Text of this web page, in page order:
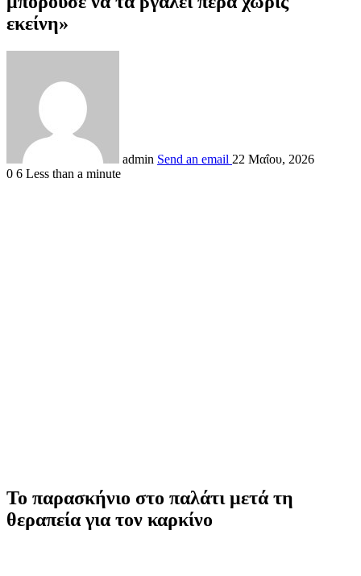
εκείνη»
admin Send an email 22 Μαΐου, 2026
0 6 Less than a minute
Το παρασκήνιο στο παλάτι μετά τη
θεραπεία για τον καρκίνο